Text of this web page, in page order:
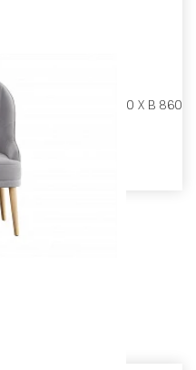
Ш 780 X Г 780 X В 860